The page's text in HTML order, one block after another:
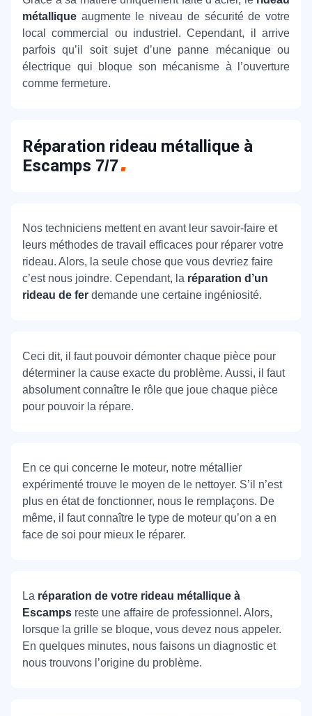
métallique augmente le niveau de sécurité de votre
local commercial ou industriel. Cependant, il arrive
parfois qu’il soit sujet d’une panne mécanique ou
électrique qui bloque son mécanisme à l’ouverture
comme fermeture.
Réparation rideau métallique à
Escamps 7/7
Nos techniciens mettent en avant leur savoir-faire et
leurs méthodes de travail efficaces pour réparer votre
rideau. Alors, la seule chose que vous devriez faire
c’est nous joindre. Cependant, la réparation d’un
rideau de fer demande une certaine ingéniosité.
Ceci dit, il faut pouvoir démonter chaque pièce pour
déterminer la cause exacte du problème. Aussi, il faut
absolument connaître le rôle que joue chaque pièce
pour pouvoir la répare.
En ce qui concerne le moteur, notre métallier
expérimenté trouve le moyen de le nettoyer. S’il n’est
plus en état de fonctionner, nous le remplaçons. De
même, il faut connaître le type de moteur qu’on a en
face de soi pour mieux le réparer.
La réparation de votre rideau métallique à
Escamps reste une affaire de professionnel. Alors,
lorsque la grille se bloque, vous devez nous appeler.
En quelques minutes, nous faisons un diagnostic et
nous trouvons l’origine du problème.